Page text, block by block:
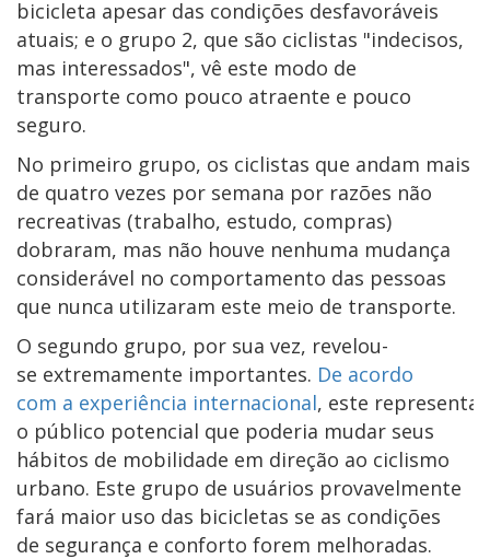
bicicleta apesar das condições desfavoráveis
atuais; e o grupo 2, que são ciclistas "indecisos,
mas interessados", vê este modo de
transporte como pouco atraente e pouco
seguro.
No primeiro grupo, os ciclistas que andam mais
de quatro vezes por semana por razões não
recreativas (trabalho, estudo, compras)
dobraram, mas não houve nenhuma mudança
considerável no comportamento das pessoas
que nunca utilizaram este meio de transporte.
O segundo grupo, por sua vez, revelou-
se extremamente importantes. De acordo
com a experiência internacional, este representa
o público potencial que poderia mudar seus
hábitos de mobilidade em direção ao ciclismo
urbano. Este grupo de usuários provavelmente
fará maior uso das bicicletas se as condições
de segurança e conforto forem melhoradas.